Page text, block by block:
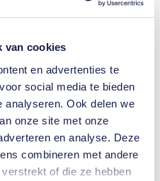
van cookies
en advertenties te
social media te bieden
analyseren. Ook delen we
onze site met onze
en analyse. Deze
combineren met andere
of die ze hebben
hebben er
de